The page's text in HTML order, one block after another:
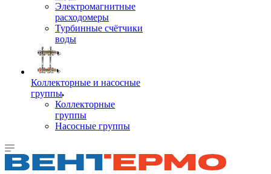
Электромагнитные
расходомеры
Турбинные счётчики
воды
Коллекторные и насосные
группы
Коллекторные
группы
Насосные группы